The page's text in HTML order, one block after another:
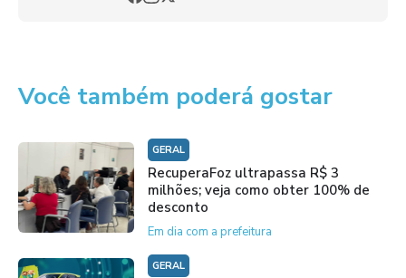
Você também poderá gostar
GERAL
RecuperaFoz ultrapassa R$ 3
milhões; veja como obter 100% de
desconto
Em dia com a prefeitura
GERAL